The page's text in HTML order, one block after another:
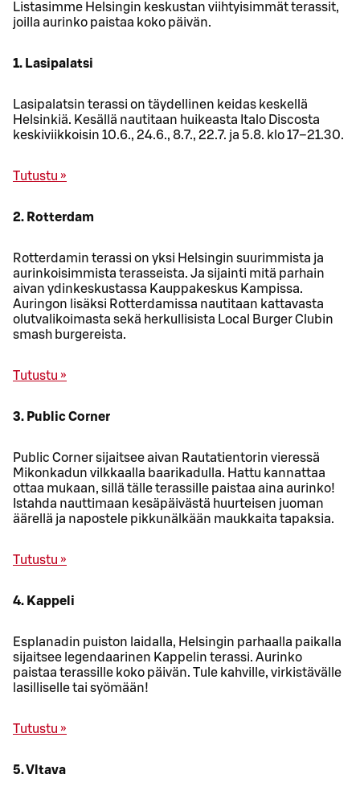
Listasimme Helsingin keskustan viihtyisimmät terassit,
joilla aurinko paistaa koko päivän.
1. Lasipalatsi
Lasipalatsin terassi on täydellinen keidas keskellä
Helsinkiä. Kesällä nautitaan huikeasta Italo Discosta
keskiviikkoisin 10.6., 24.6., 8.7., 22.7. ja 5.8. klo 17–21.30.
Tutustu »
2. Rotterdam
Rotterdamin terassi on yksi Helsingin suurimmista ja
aurinkoisimmista terasseista. Ja sijainti mitä parhain
aivan ydinkeskustassa Kauppakeskus Kampissa.
Auringon lisäksi Rotterdamissa nautitaan kattavasta
olutvalikoimasta sekä herkullisista Local Burger Clubin
smash burgereista.
Tutustu »
3. Public Corner
Public Corner sijaitsee aivan Rautatientorin vieressä
Mikonkadun vilkkaalla baarikadulla. Hattu kannattaa
ottaa mukaan, sillä tälle terassille paistaa aina aurinko!
Istahda nauttimaan kesäpäivästä huurteisen juoman
äärellä ja napostele pikkunälkään maukkaita tapaksia.
Tutustu »
4. Kappeli
Esplanadin puiston laidalla, Helsingin parhaalla paikalla
sijaitsee legendaarinen Kappelin terassi. Aurinko
paistaa terassille koko päivän. Tule kahville, virkistävälle
lasilliselle tai syömään!
Tutustu »
5. Vltava